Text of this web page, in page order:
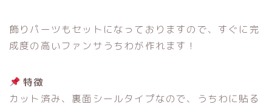
飾りパーツもセットになっておりますので、すぐに完
成度の高いファンサうちわが作れます！
特徴
カット済み、裏面シールタイプなので、うちわに貼る